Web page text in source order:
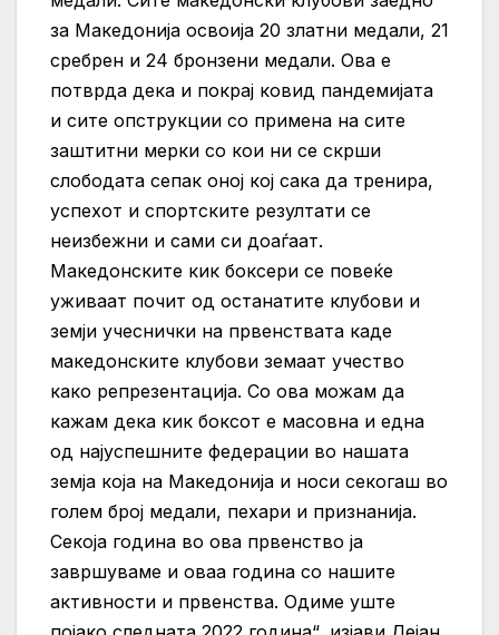
за Македонија освоија 20 златни медали, 21
сребрен и 24 бронзени медали. Ова е
потврда дека и покрај ковид пандемијата
и сите опструкции со примена на сите
заштитни мерки со кои ни се скрши
слободата сепак оној кој сака да тренира,
успехот и спортските резултати се
неизбежни и сами си доаѓаат.
Македонските кик боксери се повеќе
уживаат почит од останатите клубови и
земји учеснички на првенствата каде
македонските клубови земаат учество
како репрезентација. Со ова можам да
кажам дека кик боксот е масовна и една
од најуспешните федерации во нашата
земја која на Македонија и носи секогаш во
голем број медали, пехари и признанија.
Секоја година во ова првенство ја
завршуваме и оваа година со нашите
активности и првенства. Одиме уште